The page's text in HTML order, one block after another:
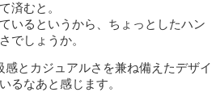
済むと。
いるというから、ちょっとしたハン
でしょうか。
とカジュアルさを兼ね備えたデザイ
るなあと感じます。